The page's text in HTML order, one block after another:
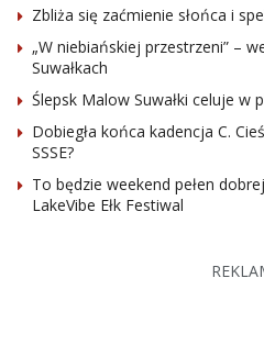
Zbliża się zaćmienie słońca i
„W niebiańskiej przestrzeni” –
Suwałkach
Ślepsk Malow Suwałki celuje w
Dobiegła końca kadencja C.
SSSE?
To będzie weekend pełen
LakeVibe Ełk Festiwal